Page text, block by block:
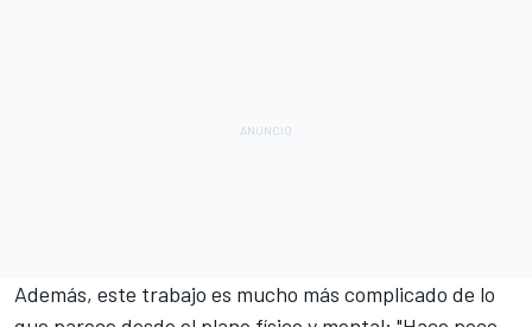
Además, este trabajo es mucho más complicado de lo